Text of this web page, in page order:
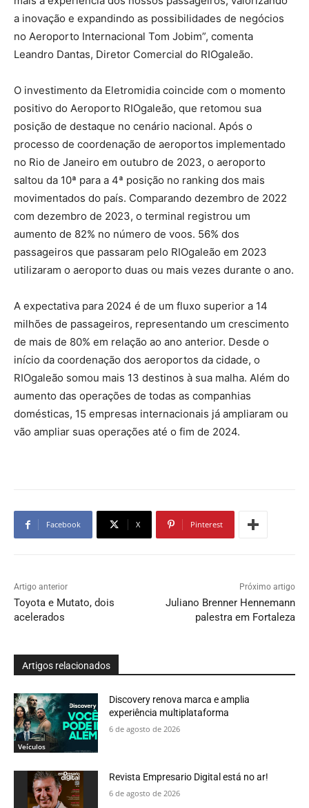
a inovação e expandindo as possibilidades de negócios
no Aeroporto Internacional Tom Jobim”, comenta
Leandro Dantas, Diretor Comercial do RIOgaleão.
O investimento da Eletromidia coincide com o momento
positivo do Aeroporto RIOgaleão, que retomou sua
posição de destaque no cenário nacional. Após o
processo de coordenação de aeroportos implementado
no Rio de Janeiro em outubro de 2023, o aeroporto
saltou da 10ª para a 4ª posição no ranking dos mais
movimentados do país. Comparando dezembro de 2022
com dezembro de 2023, o terminal registrou um
aumento de 82% no número de voos. 56% dos
passageiros que passaram pelo RIOgaleão em 2023
utilizaram o aeroporto duas ou mais vezes durante o ano.
A expectativa para 2024 é de um fluxo superior a 14
milhões de passageiros, representando um crescimento
de mais de 80% em relação ao ano anterior. Desde o
início da coordenação dos aeroportos da cidade, o
RIOgaleão somou mais 13 destinos à sua malha. Além do
aumento das operações de todas as companhias
domésticas, 15 empresas internacionais já ampliaram ou
vão ampliar suas operações até o fim de 2024.
Facebook X Pinterest
Artigo anterior
Toyota e Mutato, dois
acelerados
Próximo artigo
Juliano Brenner Hennemann
palestra em Fortaleza
Artigos relacionados
Veículos
Discovery renova marca e amplia
experiência multiplataforma
6 de agosto de 2026
Revista Empresario Digital está no ar!
6 de agosto de 2026